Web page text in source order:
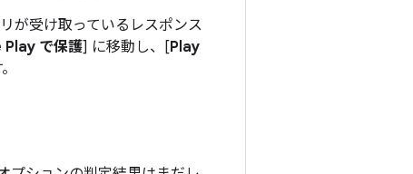
が受け取っているレスポンス
で保護] に移動し、[Play